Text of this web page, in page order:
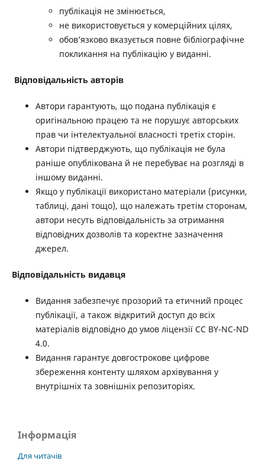
публікація не змінюється,
не використовується у комерційних цілях,
обов’язково вказується повне бібліографічне
покликання на публікацію у виданні.
Відповідальність авторів
Автори гарантують, що подана публікація є
оригінальною працею та не порушує авторських
прав чи інтелектуальної власності третіх сторін.
Автори підтверджують, що публікація не була
раніше опублікована й не перебуває на розгляді в
іншому виданні.
Якщо у публікації використано матеріали (рисунки,
таблиці, дані тощо), що належать третім сторонам,
автори несуть відповідальність за отримання
відповідних дозволів та коректне зазначення
джерел.
Відповідальність видавця
Видання забезпечує прозорий та етичний процес
публікації, а також відкритий доступ до всіх
матеріалів відповідно до умов ліцензії CC BY-NC-ND
4.0.
Видання гарантує довгострокове цифрове
збереження контенту шляхом архівування у
внутрішніх та зовнішніх репозиторіях.
Інформація
Для читачів